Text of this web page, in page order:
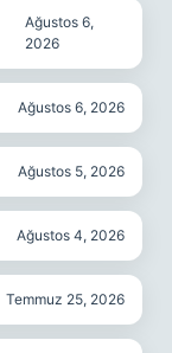
Ağustos 6,
2026
Ağustos 6, 2026
Ağustos 5, 2026
Ağustos 4, 2026
Temmuz 25, 2026